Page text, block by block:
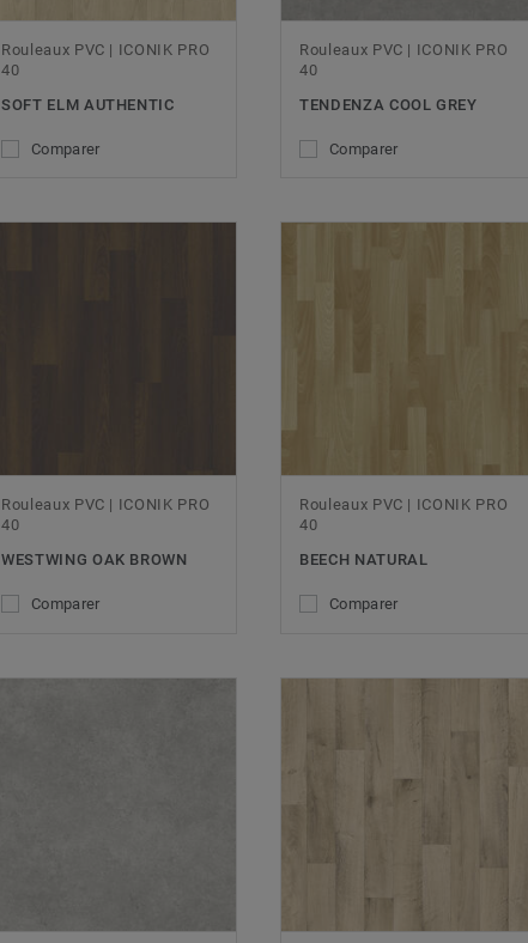
Rouleaux PVC | ICONIK PRO
40
SOFT ELM AUTHENTIC
Comparer
Rouleaux PVC | ICONIK PRO
40
TENDENZA COOL GREY
Comparer
Rouleaux PVC | ICONIK PRO
40
WESTWING OAK BROWN
Comparer
Rouleaux PVC | ICONIK PRO
40
BEECH NATURAL
Comparer